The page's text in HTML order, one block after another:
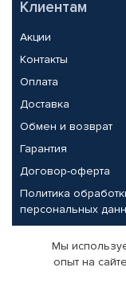
Клиентам
Акции
Контакты
Оплата
Доставка
Обмен и возврат
Гарантия
Договор-оферта
Политика
персональных
Партнерам
Корпоративным
Мы
опыт на